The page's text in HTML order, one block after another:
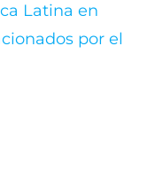
Latina en
por el